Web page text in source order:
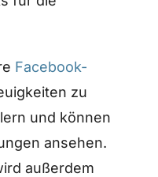
Facebook-
zu
und können
ansehen.
außerdem